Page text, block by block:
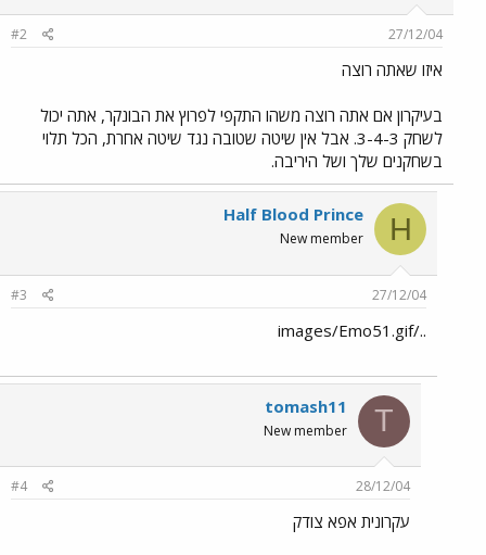
27/12/04
#2
איזו שאתה רוצה
בעיקרון אם אתה רוצה משהו התקפי לפרוץ את הבונקר, אתה יכול
לשחק 3-4-3. אבל אין שיטה שטובה נגד שיטה אחרת, הכל תלוי
בשחקנים שלך ושל היריבה.
H
Half Blood Prince
New member
27/12/04
#3
../images/Emo51.gif
T
tomash11
New member
28/12/04
#4
עקרונית אפא צודק